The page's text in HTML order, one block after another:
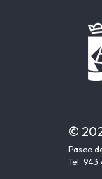
©
Paseo
Tel: 943